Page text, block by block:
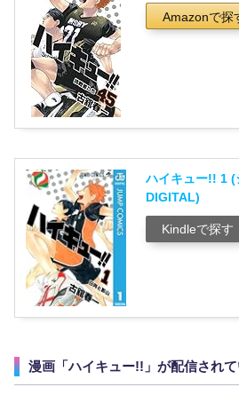
Amazonで探
ハイキュー!! 1 (
DIGITAL)
Kindleで探す
漫画「ハイキュー!!」が配信され